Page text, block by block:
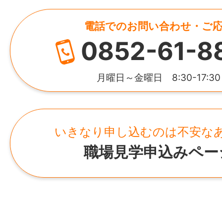
電話でのお問い合わせ・ご
0852-61-
月曜日～金曜日 8:30-17:30
いきなり申し込むのは不安な
職場見学申込みペ